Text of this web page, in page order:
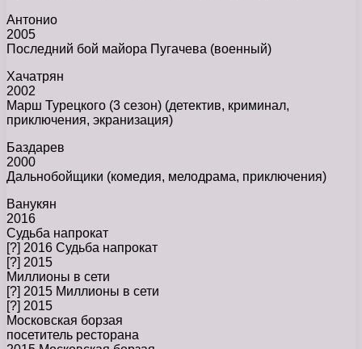
Антонио
2005
Последний бой майора Пугачева (военный)
Хачатрян
2002
Марш Турецкого (3 сезон) (детектив, криминал,
приключения, экранизация)
Баздарев
2000
Дальнобойщики (комедия, мелодрама, приключения)
Ванукян
2016
Судьба напрокат
[?] 2016 Судьба напрокат
[?] 2015
Миллионы в сети
[?] 2015 Миллионы в сети
[?] 2015
Московская борзая
посетитель ресторана